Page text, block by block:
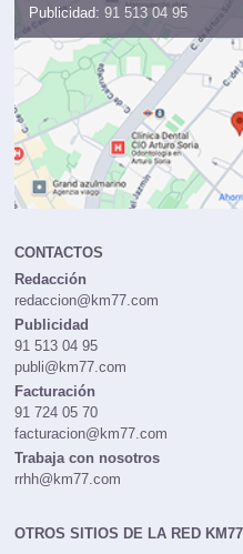
Publicidad: 91 513 04 95
CONTACTOS
Redacción
redaccion@km77.com
Publicidad
91 513 04 95
publi@km77.com
Facturación
91 724 05 70
facturacion@km77.com
Trabaja con nosotros
rrhh@km77.com
OTROS SITIOS DE LA RED KM77